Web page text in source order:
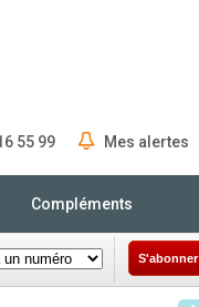
55 99 Mes alertes
Compléments
S'abonner